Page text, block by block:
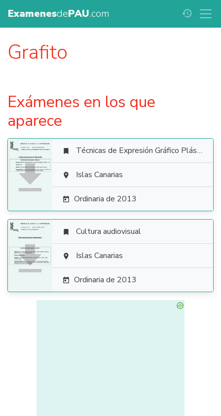
ExamenesdePAU.com history
Grafito
Exámenes en los que
aparece

 Técnicas de Expresión Gráfico Plástica
 Islas Canarias
 Ordinaria de 2013

 Cultura audiovisual
 Islas Canarias
 Ordinaria de 2013